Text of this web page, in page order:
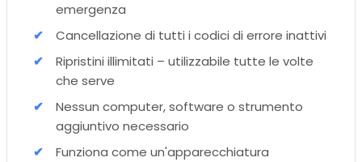
emergenza
Cancellazione di tutti i codici di errore inattivi
Ripristini illimitati – utilizzabile tutte le volte
che serve
Nessun computer, software o strumento
aggiuntivo necessario
Funziona come un'apparecchiatura